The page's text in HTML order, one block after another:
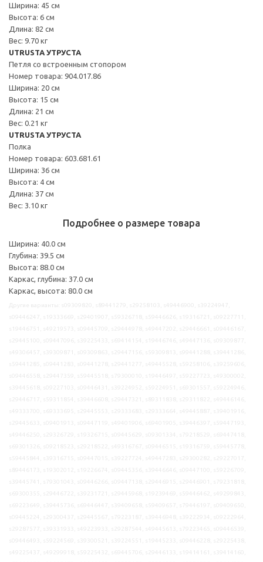
Ширина: 45 см
Высота: 6 см
Длина: 82 см
Вес: 9.70 кг
UTRUSTA УТРУСТА
Петля со встроенным стопором
Номер товара: 904.017.86
Ширина: 20 см
Высота: 15 см
Длина: 21 см
Вес: 0.21 кг
UTRUSTA УТРУСТА
Полка
Номер товара: 603.681.61
Ширина: 36 см
Высота: 4 см
Длина: 37 см
Вес: 3.10 кг
Подробнее о размере товара
Ширина: 40.0 см
Глубина: 39.5 см
Высота: 88.0 см
Каркас, глубина: 37.0 см
Каркас, высота: 80.0 см